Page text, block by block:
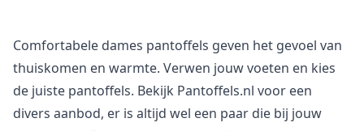
Comfortabele dames pantoffels geven het gevoel van
thuiskomen en warmte. Verwen jouw voeten en kies
de juiste pantoffels. Bekijk Pantoffels.nl voor een
divers aanbod, er is altijd wel een paar die bij jouw